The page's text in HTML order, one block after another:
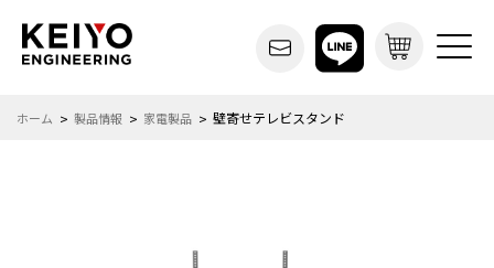
ホーム 製品情報 家電製品 壁寄せテレビスタンド